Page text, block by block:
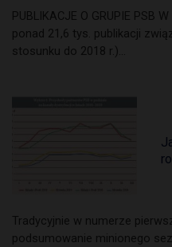
PUBLIKACJE O GRUPIE PSB
ponad 21,6 tys. publikacji
stosunku do 2018 r.)…
Tradycyjnie w numerze
podsumowanie minionego